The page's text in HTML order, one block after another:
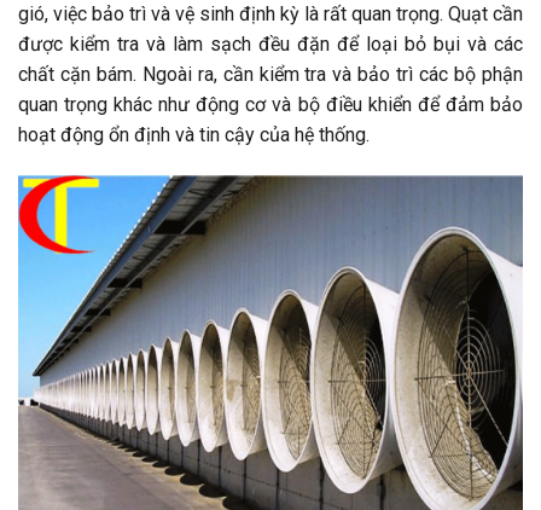
gió, việc bảo trì và vệ sinh định kỳ là rất quan trọng. Quạt cần
được kiểm tra và làm sạch đều đặn để loại bỏ bụi và các
chất cặn bám. Ngoài ra, cần kiểm tra và bảo trì các bộ phận
quan trọng khác như động cơ và bộ điều khiển để đảm bảo
hoạt động ổn định và tin cậy của hệ thống.